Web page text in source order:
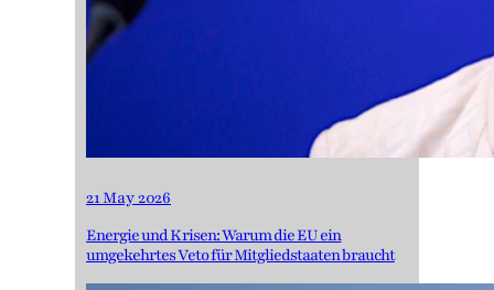
21 May 2026
Energie und Krisen: Warum die EU ein
umgekehrtes Veto für Mitgliedstaaten braucht